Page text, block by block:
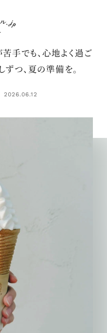
手でも、心地よく過ご
ずつ、夏の準備を。
2026.06.12